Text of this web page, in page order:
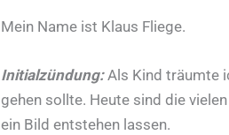
Mein Name ist Klaus Fliege.
Initialzündung:Als Kind träumte
gehen sollte. Heute sind die
ein Bild entstehen lassen.